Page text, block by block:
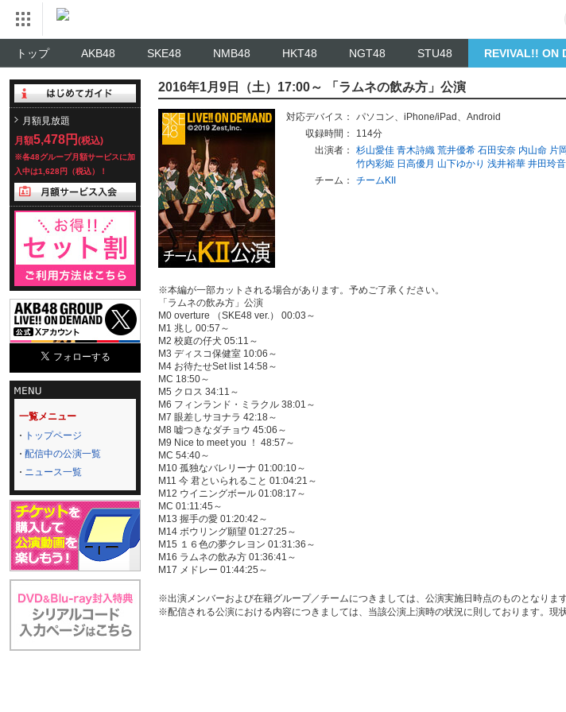
トップ AKB48 SKE48 NMB48 HKT48 NGT48 STU48 REVIVAL!! ON
月額見放題
月額5,478円 (税込)
※各48グループ月額サービスに加
入中は1,628円（税込）！
一覧メニュー
トップページ
配信中の公演一覧
ニュース一覧
2016年1月9日（土）17:00～ 「ラムネの飲み方」公演
対応デバイス： パソコン、 iPhone/iPad 、 Android
収録時間：
114分
出演者：
杉山愛佳 青木詩織 荒井優希 石田安奈 内山命 片
竹内彩姫 日高優月 山下ゆかり 浅井裕華 井田玲
チーム：
チームKII
※本編が一部カットされる場合があります。予めご了承ください。
「ラムネの飲み方」公演
M0 overture （SKE48 ver.） 00:03～
M1 兆し 00:57～
M2 校庭の仔犬 05:11～
M3 ディスコ保健室 10:06～
M4 お待たせSet list 14:58～
MC 18:50～
M5 クロス 34:11～
M6 フィンランド・ミラクル 38:01～
M7 眼差しサヨナラ 42:18～
M8 嘘つきなダチョウ 45:06～
M9 Nice to meet you ！ 48:57～
MC 54:40～
M10 孤独なバレリーナ 01:00:10～
M11 今 君といられること 01:04:21～
M12 ウイニングボール 01:08:17～
MC 01:11:45～
M13 握手の愛 01:20:42～
M14 ボウリング願望 01:27:25～
M15 １６色の夢クレヨン 01:31:36～
M16 ラムネの飲み方 01:36:41～
M17 メドレー 01:44:25～
※出演メンバーおよび在籍グループ／チームにつきましては、公演実施日時点のものとなります
※配信される公演における内容につきましては、当該公演上演時の状況に則しております。現